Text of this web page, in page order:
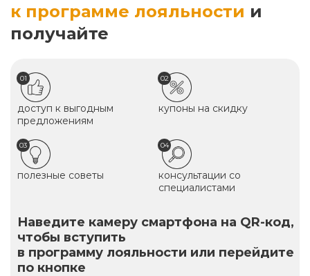
к программе лояльности и
получайте
01
доступ к выгодным
предложениям
02
купоны на скидку
03
полезные советы
04
консультации со
специалистами
Наведите камеру смартфона на QR-код,
чтобы вступить
в программу лояльности или перейдите
по кнопке